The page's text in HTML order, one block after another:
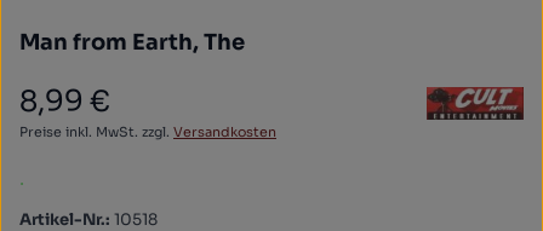
Man from Earth, The
Regulärer Preis:
8,99 €
Preise inkl. MwSt. zzgl. Versandkosten
.
Artikel-Nr.: 10518